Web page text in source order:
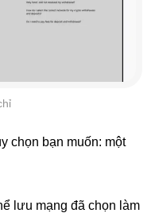
chọn bạn muốn: một
lưu mạng đã chọn làm